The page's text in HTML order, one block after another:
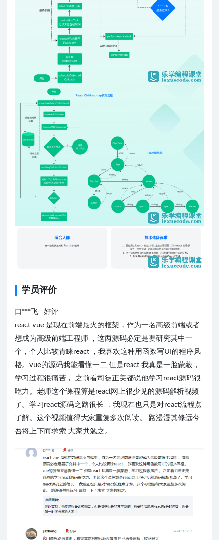
学员评价
口***飞 好评
react vue 是现在前端最火的框架，作为一名高级前端或者
想成为高级前端工程师 ，这两源码必定是要研究其中一
个，个人比较青睐react ，我喜欢这种用函数写UI的程序风
格。vue的源码我能看懂一二 但是react 我真是一脸蒙蔽，
学习过程很痛苦， 之前看司徒正美都说他学习react源码很
吃力。老师这个课程算是react网上很少见的源码解析视频
了。学习react源码之路很长 ，我现在也只是对react流程点
了解。这个视频值得大家重复多次阅读。 路漫漫其修远兮
吾将上下而求索 大家共勉之。